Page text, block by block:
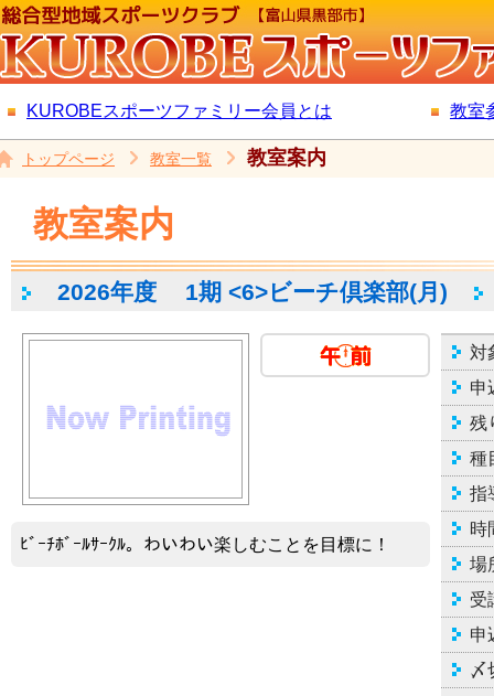
KUROBEスポーツファミリー会員とは 教室
トップページ 教室一覧 教室案内
教室案内
2026年度 1期 <6>ビーチ倶楽部(月)
ﾋﾞｰﾁﾎﾞｰﾙｻｰｸﾙ。わいわい楽しむことを目標に！
対
申
残
種
指
時
場
受
申
〆